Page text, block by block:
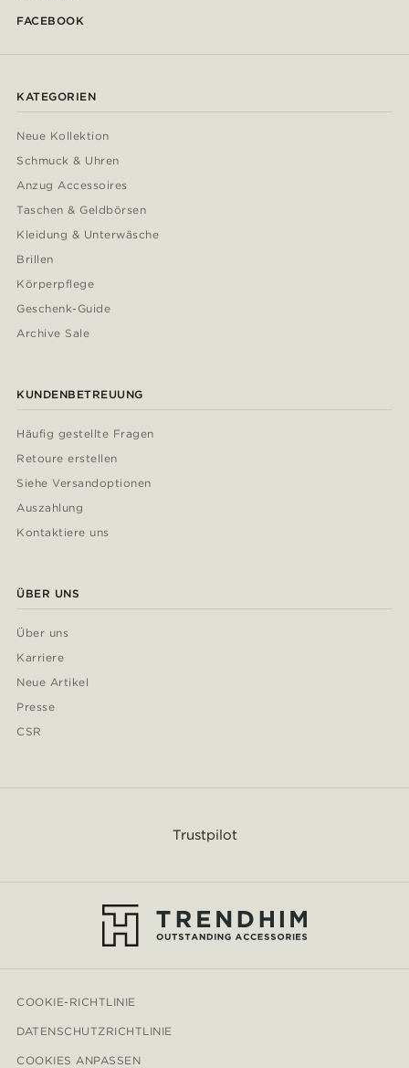
FACEBOOK
KATEGORIEN
Neue Kollektion
Schmuck & Uhren
Anzug Accessoires
Taschen & Geldbörsen
Kleidung & Unterwäsche
Brillen
Körperpflege
Geschenk-Guide
Archive Sale
KUNDENBETREUUNG
Häufig gestellte Fragen
Retoure erstellen
Siehe Versandoptionen
Auszahlung
Kontaktiere uns
ÜBER UNS
Über uns
Karriere
Neue Artikel
Presse
CSR
Trustpilot
COOKIE-RICHTLINIE
DATENSCHUTZRICHTLINIE
COOKIES ANPASSEN